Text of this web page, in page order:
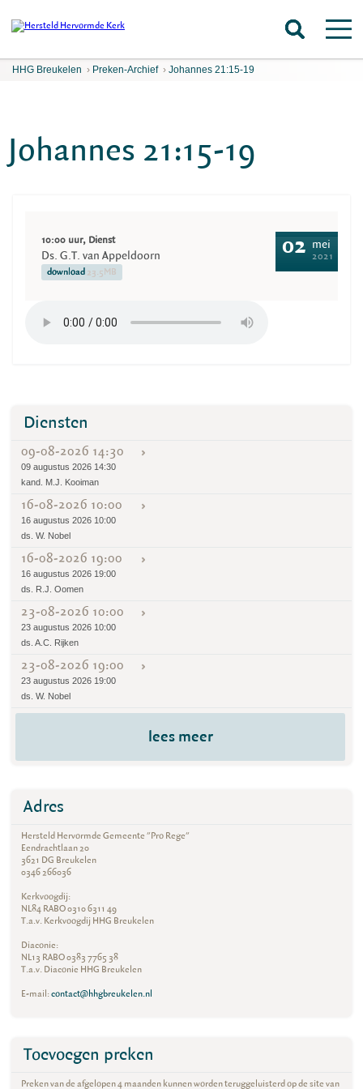
HHG Breukelen › Preken-Archief › Johannes 21:15-19
Johannes 21:15-19
10:00 uur, Dienst
Ds. G.T. van Appeldoorn
download 23.5MB
02 mei
2021
Diensten
09-08-2026 14:30
09 augustus 2026 14:30
kand. M.J. Kooiman
16-08-2026 10:00
16 augustus 2026 10:00
ds. W. Nobel
16-08-2026 19:00
16 augustus 2026 19:00
ds. R.J. Oomen
23-08-2026 10:00
23 augustus 2026 10:00
ds. A.C. Rijken
23-08-2026 19:00
23 augustus 2026 19:00
ds. W. Nobel
lees meer
Adres
Hersteld Hervormde Gemeente "Pro Rege"
Eendrachtlaan 20
3621 DG Breukelen
0346 266036
Kerkvoogdij:
NL84 RABO 0310 6311 49
T.a.v. Kerkvoogdij HHG Breukelen
Diaconie:
NL13 RABO 0383 7765 38
T.a.v. Diaconie HHG Breukelen
E-mail:contact@hhgbreukelen.nl
Toevoegen preken
Preken van de afgelopen 4 maanden kunnen worden teruggeluisterd op de site van